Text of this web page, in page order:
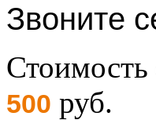
Звоните
500 руб.